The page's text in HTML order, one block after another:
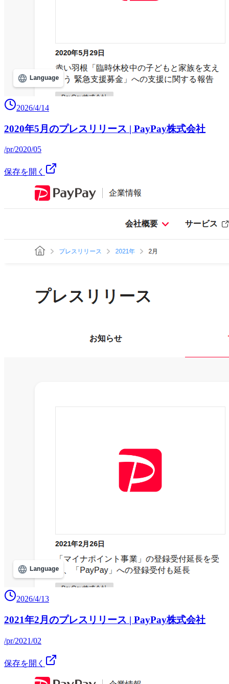
2026/4/14
2020年5月のプレスリリース | PayPay株式会社
/pr/2020/05
保存を開く
2026/4/13
2021年2月のプレスリリース | PayPay株式会社
/pr/2021/02
保存を開く